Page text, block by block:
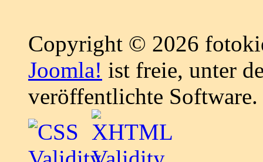
Copyright © 2026
Joomla! ist freie, unter
veröffentlichte Software.